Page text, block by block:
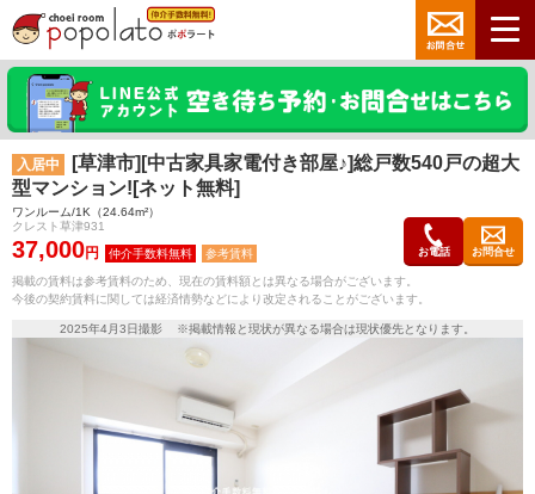
入居中
[草津市][中古家具家電付き部屋♪]総戸数540戸の超大
型マンション![ネット無料]
ワンルーム/1K（24.64m²）
クレスト草津931
37,000円 参考賃料 お電話 お問合せ
掲載の賃料は参考賃料のため、現在の賃料額とは異なる場合がございます。
今後の契約賃料に関しては経済情勢などにより改定されることがございます。
2025年4月3日撮影 ※掲載情報と現状が異なる場合は現状優先となります。